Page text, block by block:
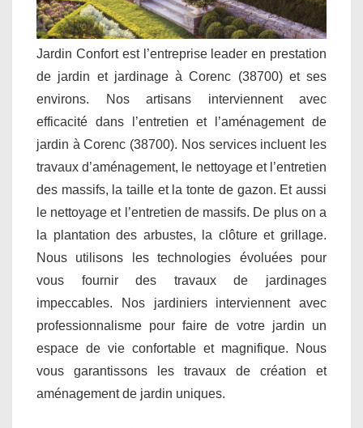
Jardin Confort est l’entreprise leader en prestation
de jardin et jardinage à Corenc (38700) et ses
environs. Nos artisans interviennent avec
efficacité dans l’entretien et l’aménagement de
jardin à Corenc (38700). Nos services incluent les
travaux d’aménagement, le nettoyage et l’entretien
des massifs, la taille et la tonte de gazon. Et aussi
le nettoyage et l’entretien de massifs. De plus on a
la plantation des arbustes, la clôture et grillage.
Nous utilisons les technologies évoluées pour
vous fournir des travaux de jardinages
impeccables. Nos jardiniers interviennent avec
professionnalisme pour faire de votre jardin un
espace de vie confortable et magnifique. Nous
vous garantissons les travaux de création et
aménagement de jardin uniques.